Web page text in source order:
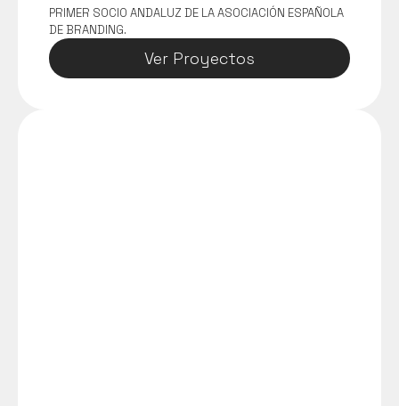
PRIMER SOCIO ANDALUZ DE LA ASOCIACIÓN ESPAÑOLA
DE BRANDING.
Ver Proyectos